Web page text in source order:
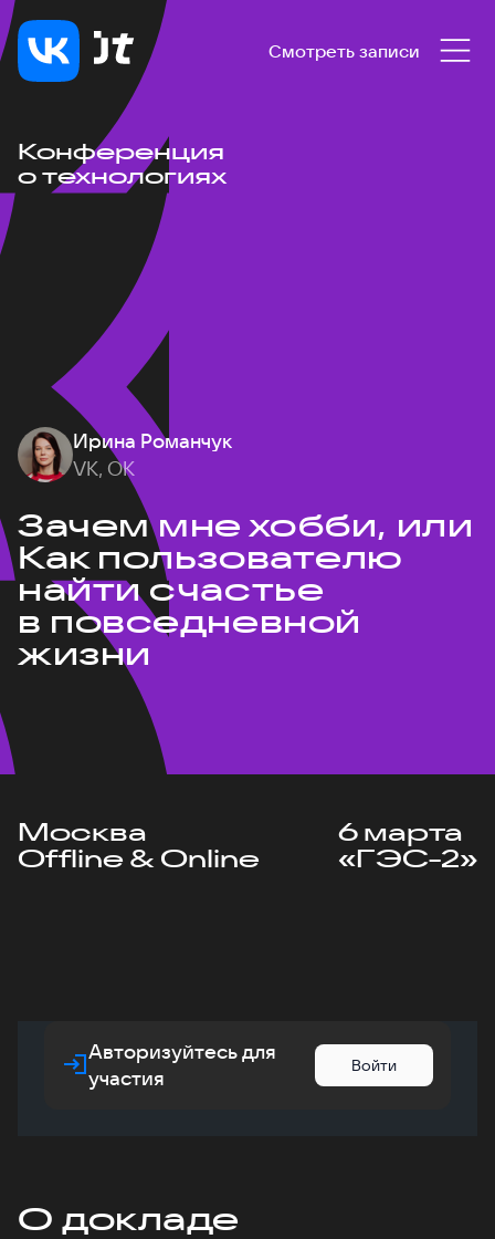
Смотреть записи
Конференция
о технологиях
Ирина Романчук
VK, ОК
Зачем мне хобби, или
Как пользователю
найти счастье
в повседневной
жизни
Москва
Offline & Online
6 марта
«ГЭС-2»
Авторизуйтесь для
участия
Войти
О докладе